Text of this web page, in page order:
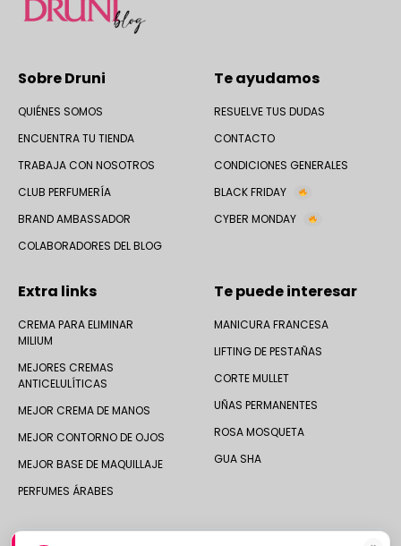
Sobre Druni
QUIÉNES SOMOS
ENCUENTRA TU TIENDA
TRABAJA CON NOSOTROS
CLUB PERFUMERÍA
BRAND AMBASSADOR
COLABORADORES DEL BLOG
Te ayudamos
RESUELVE TUS DUDAS
CONTACTO
CONDICIONES GENERALES
BLACK FRIDAY
CYBER MONDAY
Extra links
CREMA PARA ELIMINAR
MILIUM
MEJORES CREMAS
ANTICELULÍTICAS
MEJOR CREMA DE MANOS
MEJOR CONTORNO DE OJOS
MEJOR BASE DE MAQUILLAJE
PERFUMES ÁRABES
Te puede interesar
MANICURA FRANCESA
LIFTING DE PESTAÑAS
CORTE MULLET
UÑAS PERMANENTES
ROSA MOSQUETA
GUA SHA